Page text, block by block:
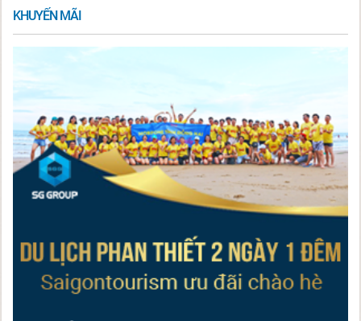
KHUYẾN MÃI